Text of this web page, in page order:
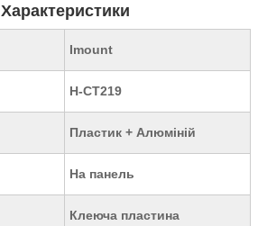
Характеристики
Imount
H-CT219
Пластик + Алюміній
На панель
Клеюча пластина